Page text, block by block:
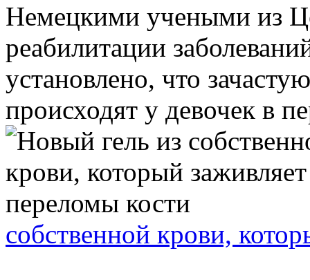
Немецкими учеными из
реабилитации
установлено, что
происходят у девочек в
собственной крови,